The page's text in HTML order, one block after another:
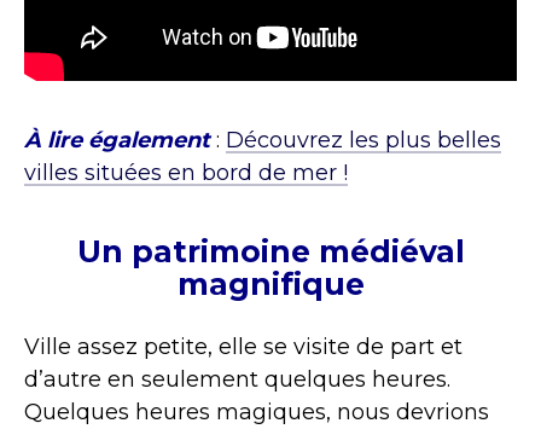
À lire également: Découvrez les plus belles
villes situées en bord de mer !
Un patrimoine médiéval
magnifique
Ville assez petite, elle se visite de part et
d’autre en seulement quelques heures.
Quelques heures magiques, nous devrions